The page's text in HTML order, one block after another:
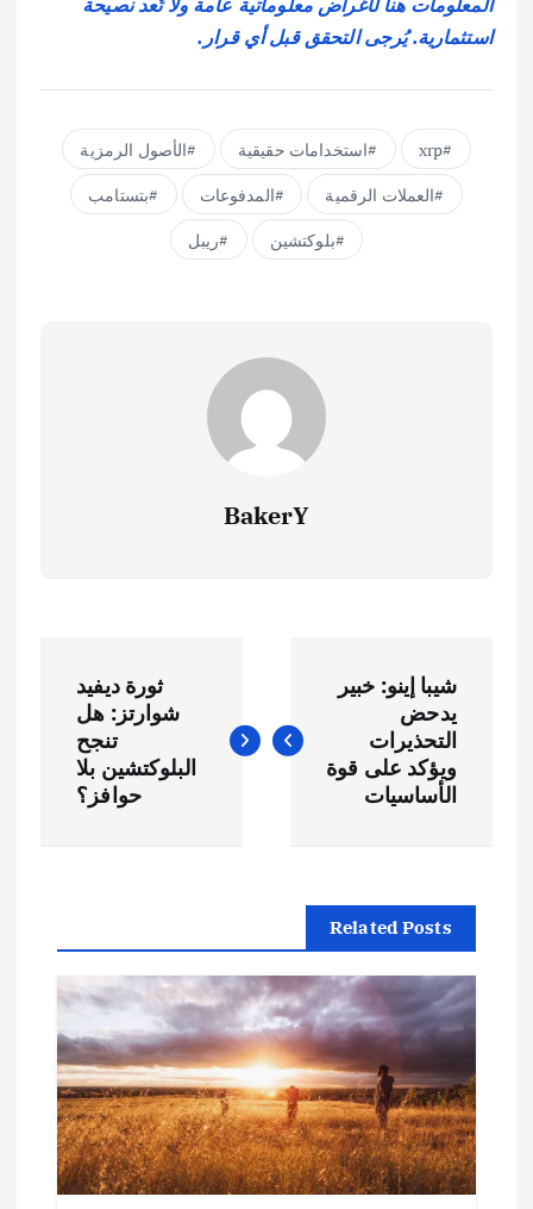
استثمارية. يُرجى التحقق قبل أي قرار.
xrp استخدامات حقيقية
الأصول الرمزية
العملات الرقمية
المدفوعات
بتستامب
بلوكتشين
ريبل
BakerY
ص
م
ق
شيبا إينو: خبير
يدحض
التحذيرات
ويؤكد على قوة
الأساسيات
ثورة ديفيد
شوارتز: هل
تنجح
البلوكتشين بلا
حوافز؟
Related Posts